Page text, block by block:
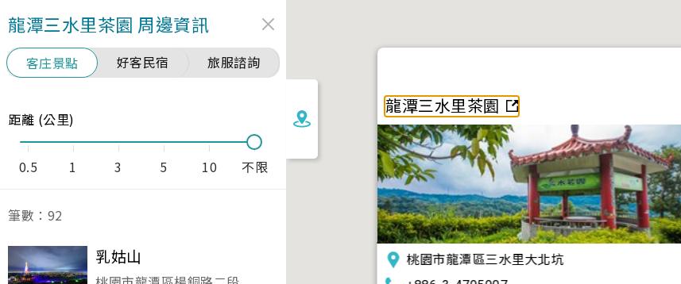
龍潭三水里茶園
桃園市龍潭區三水里大北坑
龍潭三水里茶園 周邊資訊
客庄景點 好客民宿 旅服諮詢
距離 (公里)
0.5 1 3 5 10 不限
筆數： 92
乳姑山